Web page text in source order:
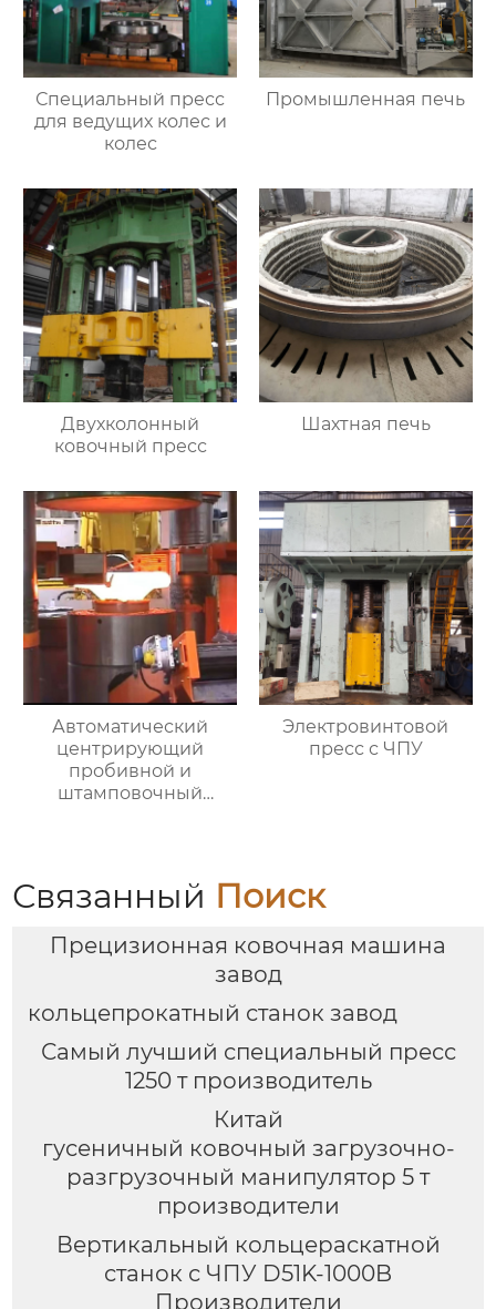
Специальный пресс
для ведущих колес и
колес
Промышленная печь
Двухколонный
ковочный пресс
Шахтная печь
Автоматический
центрирующий
пробивной и
штамповочный
Электровинтовой
пресс с ЧПУ
Связанный Поиск
Прецизионная ковочная машина
завод
кольцепрокатный станок завод
Самый лучший специальный пресс
1250 т производитель
Китай
гусеничный ковочный загрузочно-
разгрузочный манипулятор 5 т
производители
Вертикальный кольцераскатной
станок с ЧПУ D51K-1000B
Производители